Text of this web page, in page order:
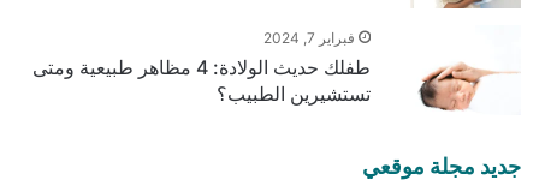
فبراير 7, 2024
طفلك حديث الولادة: 4 مظاهر طبيعية ومتى
تستشيرين الطبيب؟
جديد مجلة موقعي